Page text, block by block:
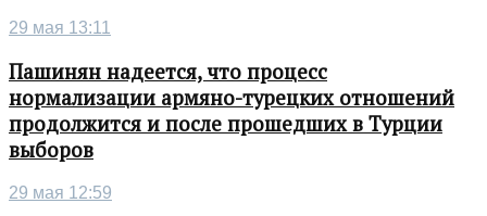
29 мая 13:11
Пашинян надеется, что процесс
нормализации армяно-турецких отношений
продолжится и после прошедших в Турции
выборов
29 мая 12:59